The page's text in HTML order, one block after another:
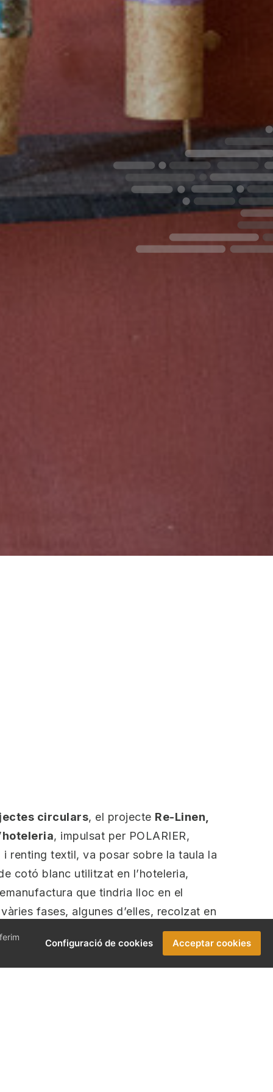
circulars, el projecte Re-Linen,
, impulsat per POLARIER,
renting textil, va posar sobre la taula la
cotó blanc utilitzat en l’hoteleria,
que tindria lloc en el
fases, algunes d’elles, recolzat en
i compartit informació arrel de la
els promotors del projecte consideren
collits i mantenir actualitzats els
Configuració de cookies Acceptar cookies